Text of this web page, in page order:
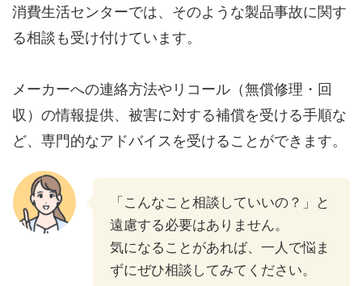
消費生活センターでは、そのような製品事故に関す
る相談も受け付けています。
メーカーへの連絡方法やリコール（無償修理・回
収）の情報提供、被害に対する補償を受ける手順な
ど、専門的なアドバイスを受けることができます。
「こんなこと相談していいの？」と
遠慮する必要はありません。
気になることがあれば、一人で悩ま
ずにぜひ相談してみてください。